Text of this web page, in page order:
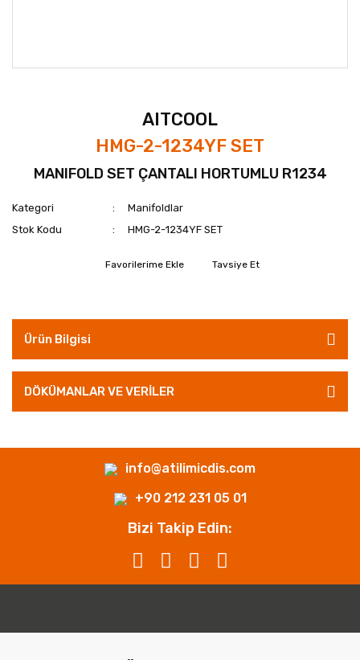
AITCOOL
HMG-2-1234YF SET
MANIFOLD SET ÇANTALI HORTUMLU R1234
Kategori
Manifoldlar
Stok Kodu
HMG-2-1234YF SET
Tavsiye Et
Ürün Bilgisi
DÖKÜMANLAR VE VERİLER
info@atilimicdis.com
+90 212 231 05 01
Bizi Takip Edin: